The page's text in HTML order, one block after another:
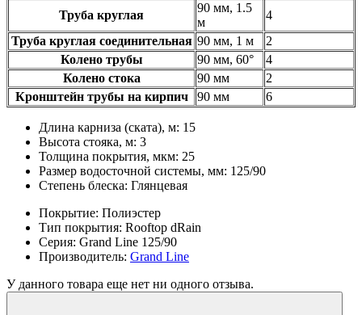
Труба круглая
90 мм, 1.5
м
4
Труба круглая соединительная 90 мм, 1 м
2
Колено трубы
90 мм, 60°
4
Колено стока
90 мм
2
Кронштейн трубы на кирпич
90 мм 6
Длина карниза (ската), м: 15
Высота стояка, м: 3
Толщина покрытия, мкм: 25
Размер водосточной системы, мм: 125/90
Степень блеска: Глянцевая
Покрытие: Полиэстер
Тип покрытия: Rooftop dRain
Серия: Grand Line 125/90
Производитель: Grand Line
У данного товара еще нет ни одного отзыва.